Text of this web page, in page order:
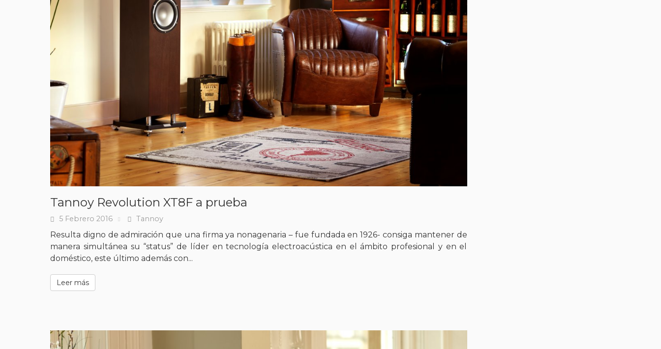
Tannoy Revolution XT8F a prueba
Fecha
5 Febrero 2016 Tags
Tannoy
Resulta digno de admiración que una firma ya nonagenaria – fue fundada en 1926- consiga mantener de
manera simultánea su “status” de líder en tecnología electroacústica en el ámbito profesional y en el
doméstico, este último además con...
Leer más